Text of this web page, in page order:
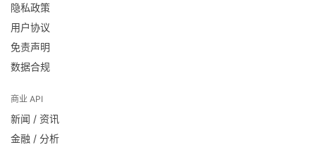
隐私政策
用户协议
免责声明
数据合规
商业 API
新闻 / 资讯
金融 / 分析